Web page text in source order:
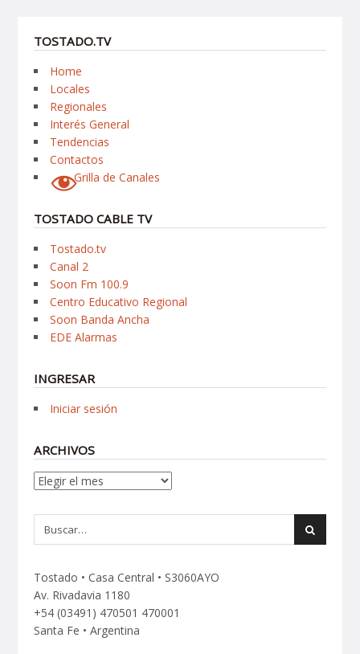
TOSTADO.TV
Home
Locales
Regionales
Interés General
Tendencias
Contactos
Grilla de Canales
TOSTADO CABLE TV
Tostado.tv
Canal 2
Soon Fm 100.9
Centro Educativo Regional
Soon Banda Ancha
EDE Alarmas
INGRESAR
Iniciar sesión
ARCHIVOS
Archivos
Tostado • Casa Central • S3060AYO
Av. Rivadavia 1180
+54 (03491) 470501 470001
Santa Fe • Argentina